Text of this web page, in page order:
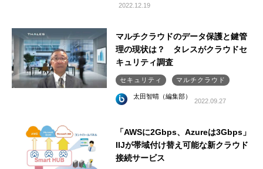
2022.12.19
マルチクラウドのデータ保護と鍵管
理の現状は？ タレスがクラウドセ
キュリティ調査
セキュリティ マルチクラウド
太田智晴（編集部）
2022.09.27
「AWSに2Gbps、Azureは3Gbps」
IIJが帯域付け替え可能な新クラウド
接続サービス